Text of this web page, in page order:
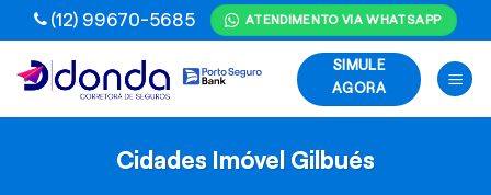
Skip
to
content
(12) 99670-5685 ATENDIMENTO VIA WHATSAPP
SIMULE
AGORA
Cidades Imóvel Gilbués